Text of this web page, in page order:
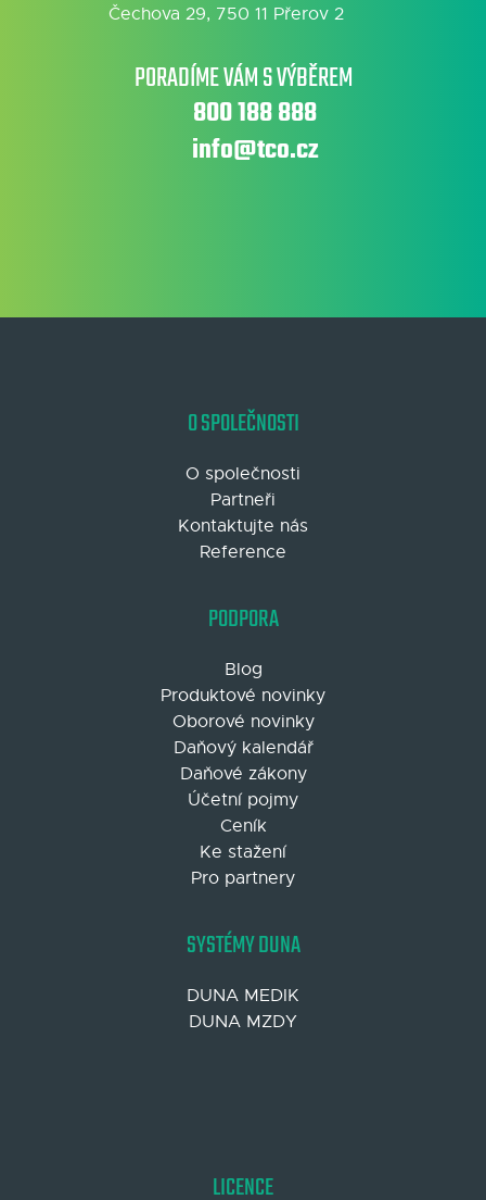
Čechova 29, 750 11 Přerov 2
PORADÍME VÁM S VÝBĚREM
800 188 888
info@tco.cz
O SPOLEČNOSTI
O společnosti
Partneři
Kontaktujte nás
Reference
PODPORA
Blog
Produktové novinky
Oborové novinky
Daňový kalendář
Daňové zákony
Účetní pojmy
Ceník
Ke stažení
Pro partnery
SYSTÉMY DUNA
DUNA MEDIK
DUNA MZDY
LICENCE